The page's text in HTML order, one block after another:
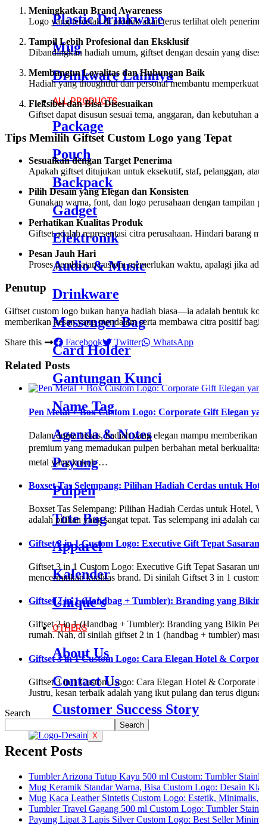
Plastic Drinkware
Mug
Drinkware Lainnya
ALL PRODUCTS
Package
Pouch
Backpack
Gadget
Elektronik
Audio & Music
Drinkware
Messenger Bag
Card Holder
Gantungan Kunci
Name Tag
Agenda & Notes
Payung
Pulpen
Tote Bag
Apparel
Kalender
Unique's
OTHERS
About Us
Contact Us
Customer Success Story
X
Meningkatkan Brand Awareness
Logo yang tercetak di produk akan terus terlihat oleh
Tampil Lebih Profesional dan Eksklusif
Dibandingkan hadiah umum, giftset dengan desain yang
Membangun Loyalitas dan Hubungan Baik
Hadiah yang thoughtful dan personal membantu
Fleksibel dan Bisa Disesuaikan
Giftset dapat disusun sesuai tema, anggaran, dan
Tips Memilih Giftset Custom Logo yang Tepat
Sesuaikan dengan Target Penerima
Apakah giftset ditujukan untuk eksekutif, staf, pelanggan,
Pilih Desain yang Elegan dan Konsisten
Gunakan warna, font, dan logo perusahaan dengan
Perhatikan Kualitas Produk
Giftset adalah representasi citra perusahaan. Hindari barang
Pesan Jauh Hari
Proses pembuatan custom memerlukan waktu, apalagi jika
Penutup
Giftset custom logo bukan hanya hadiah biasa—ia adalah bentuk
memberikan kesan yang mendalam serta membawa citra positif
Share this
Facebook Twitter WhatsApp
Related Posts
Pen Metal + Box Custom Logo: Corporate Gift Elegan
Dalam dunia bisnis, hadiah yang elegan mampu
premium yang memadukan pulpen berbahan metal
metal yang kokoh …
Boxset Tas Selempang: Pilihan Hadiah Cerdas untuk
Boxset Tas Selempang: Pilihan Hadiah Cerdas untuk
adalah pilihan yang sangat tepat. Tas selempang ini adalah
Giftset 3 in 1 Custom Logo: Executive Gift Tepat
Giftset 3 in 1 Custom Logo: Executive Gift Tepat Sasaran
mencerminkan kualitas brand. Di sinilah Giftset 3 in 1
Giftset 2 in 1 (Handbag + Tumbler): Branding yang
Giftset 2 in 1 (Handbag + Tumbler): Branding yang Bikin
rumah. Nah, di sinilah giftset 2 in 1 (handbag + tumbler)
Giftset 3 in 1 Custom Logo: Cara Elegan Hotel &
Giftset 3 in 1 Custom Logo: Cara Elegan Hotel & Corporate
Justru, kesan terbaik adalah yang ikut pulang dan terus
Search
Search
Recent Posts
Tumbler Arizona Tutup Kayu 500 ml Custom: Tumbler
Mug Keramik Standar Warna, Bisa Custom Logo: Desain
Mug Kaca Leather Sintetis Custom Logo: Estetik,
Tumbler Travel Gagang 500 ml Custom Logo: Tumbler
Payung Lipat 3 Lapis Silver Custom Logo: Best Seller